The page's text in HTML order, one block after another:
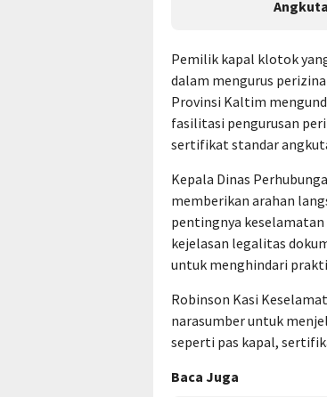
Pemilik kapal klotok
dalam mengurus
Provinsi Kaltim
fasilitasi pengurusan
sertifikat standar
Kepala Dinas
memberikan arahan
pentingnya
kejelasan legalitas
untuk menghindari
Robinson Kasi
narasumber untuk
seperti pas kapal,
Baca Juga